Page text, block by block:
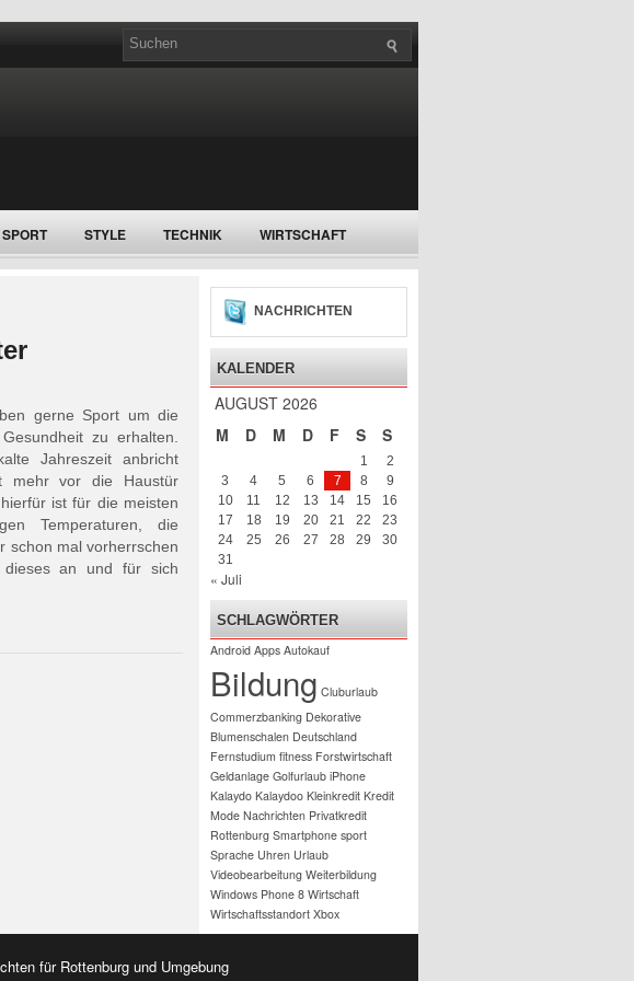
SPORT STYLE TECHNIK WIRTSCHAFT
gerne Sport um die
zu erhalten.
Jahreszeit anbricht
mehr vor die Haustür
ist für die meisten
Temperaturen, die
schon mal vorherrschen
dieses an und für sich
NACHRICHTEN
KALENDER
AUGUST 2026
M
D M D F S S
1
2
3
4 5 6 7 8
9
10
11 12 13 14 15
16
17
18 19 20 21 22
23
24
25 26 27 28 29
30
31
« Juli
SCHLAGWÖRTER
Android Apps Autokauf
Bildung Cluburlaub
Commerzbanking Dekorative
Blumenschalen Deutschland
Fernstudium fitness Forstwirtschaft
Geldanlage Golfurlaub iPhone
Kalaydo Kalaydoo Kleinkredit Kredit
Mode Nachrichten Privatkredit
Rottenburg Smartphone sport
Sprache Uhren Urlaub
Videobearbeitung Weiterbildung
Windows Phone 8 Wirtschaft
Wirtschaftsstandort Xbox
für Rottenburg und Umgebung